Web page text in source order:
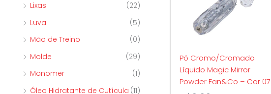
Lixas
(22)
Luva
(5)
Mão de Treino
(0)
Molde
(29)
Monomer
(1)
Óleo Hidratante de Cutícula (11)
Pó Cromo/Cromado
Líquido Magic Mirror
Powder Fan&Co – Cor 07